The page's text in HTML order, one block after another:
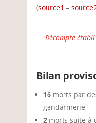
(source1 –
Décompte
Bilan
16morts par
gendarmerie
2morts suite à